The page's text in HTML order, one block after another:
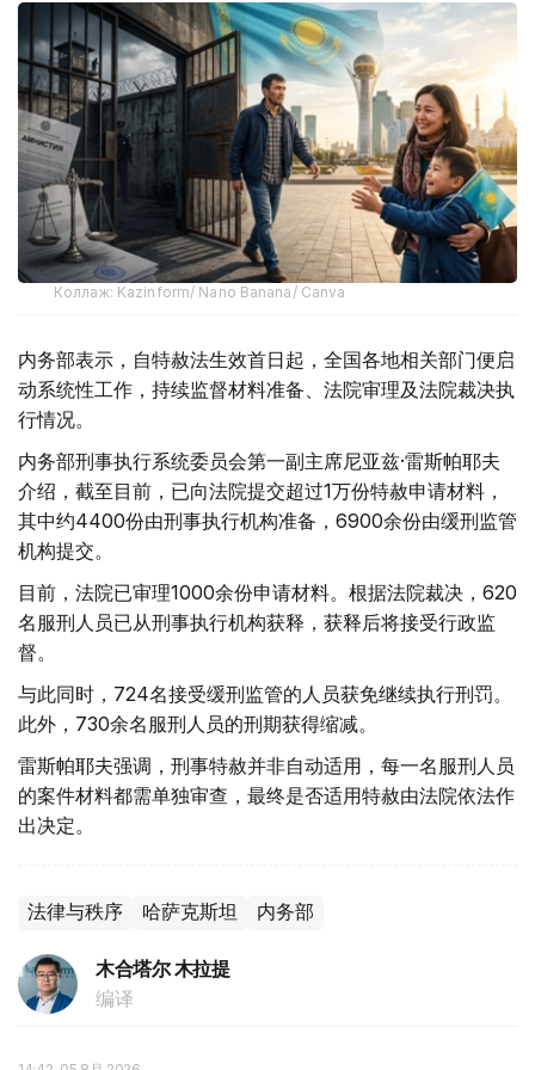
Коллаж: Kazinform/ Nano Banana/ Canva
内务部表示，自特赦法生效首日起，全国各地相关部门便启
动系统性工作，持续监督材料准备、法院审理及法院裁决执
行情况。
内务部刑事执行系统委员会第一副主席尼亚兹·雷斯帕耶夫
介绍，截至目前，已向法院提交超过1万份特赦申请材料，
其中约4400份由刑事执行机构准备，6900余份由缓刑监管
机构提交。
目前，法院已审理1000余份申请材料。根据法院裁决，620
名服刑人员已从刑事执行机构获释，获释后将接受行政监
督。
与此同时，724名接受缓刑监管的人员获免继续执行刑罚。
此外，730余名服刑人员的刑期获得缩减。
雷斯帕耶夫强调，刑事特赦并非自动适用，每一名服刑人员
的案件材料都需单独审查，最终是否适用特赦由法院依法作
出决定。
法律与秩序 哈萨克斯坦 内务部
木合塔尔 木拉提
编译